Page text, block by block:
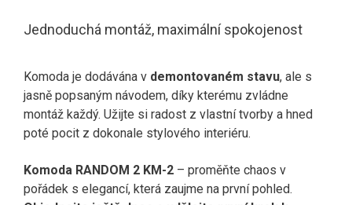
Jednoduchá montáž, maximální spokojenost
Komoda je dodávána v demontovaném stavu, ale s
jasně popsaným návodem, díky kterému zvládne
montáž každý. Užijte si radost z vlastní tvorby a hned
poté pocit z dokonale stylového interiéru.
Komoda RANDOM 2 KM-2 – proměňte chaos v
pořádek s elegancí, která zaujme na první pohled.